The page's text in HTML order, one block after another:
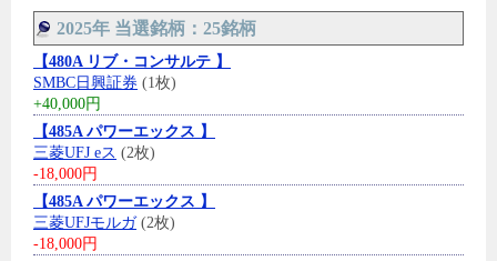
2025年 当選銘柄：25銘柄
【480A リブ・コンサルテ 】
SMBC日興証券 (1枚)
+40,000円
【485A パワーエックス 】
三菱UFJ eス (2枚)
-18,000円
【485A パワーエックス 】
三菱UFJモルガ(2枚)
-18,000円